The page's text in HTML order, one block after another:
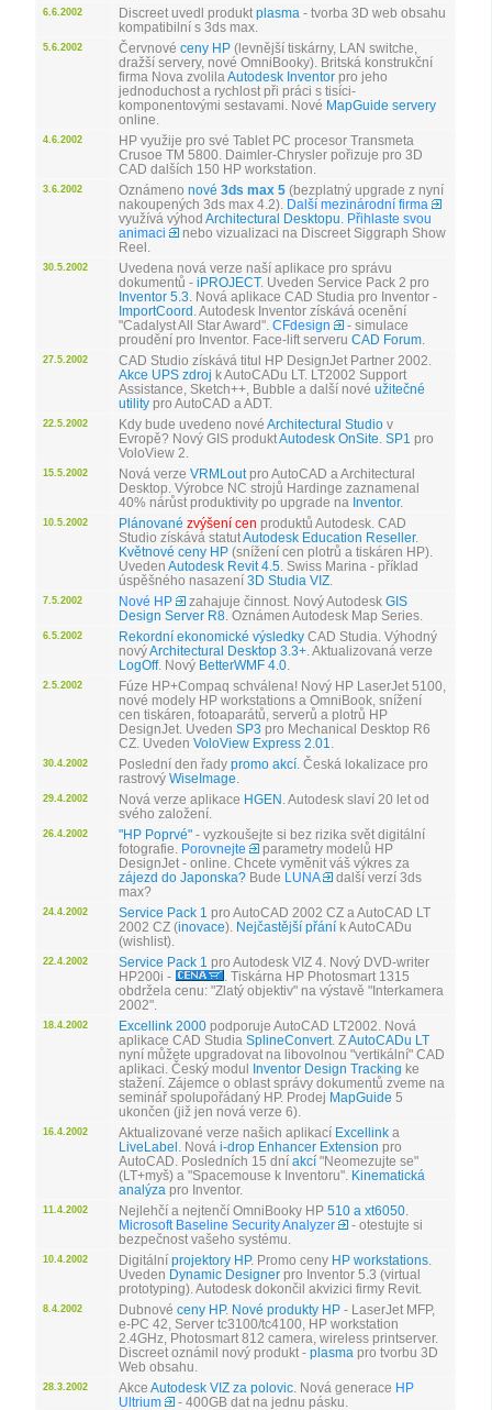
6.6.2002 Discreet uvedl produkt plasma - tvorba 3D web obsahu
kompatibilní s 3ds max.
5.6.2002 Červnové ceny HP (levnější tiskárny, LAN switche,
dražší servery, nové OmniBooky). Britská konstrukční
firma Nova zvolila Autodesk Inventor pro jeho
jednoduchost a rychlost při práci s tisíci-
komponentovými sestavami. Nové MapGuide servery
online.
4.6.2002
HP využije pro své Tablet PC procesor Transmeta
Crusoe TM 5800. Daimler-Chrysler pořizuje pro 3D
CAD dalších 150 HP workstation.
3.6.2002 Oznámeno nové 3ds max 5 (bezplatný upgrade z nyní
nakoupených 3ds max 4.2). Další mezinárodní firma
využívá výhod Architectural Desktopu
Přihlaste svou
animaci
nebo vizualizaci na Discreet Siggraph Show
Reel.
30.5.2002
Uvedena nová verze naší aplikace pro správu
dokumentů - iPROJECT. Uveden Service Pack 2 pro
Inventor 5.3 . Nová aplikace CAD Studia pro Inventor -
ImportCoord . Autodesk Inventor získává ocenění
"Cadalyst All Star Award". CFdesign
- simulace
proudění pro Inventor. Face-lift serveru CAD Forum
27.5.2002
CAD Studio získává titul HP DesignJet Partner 2002.
Akce UPS zdroj k AutoCADu LT. LT2002 Support
Assistance, Sketch++, Bubble a další nové užitečné
utility pro AutoCAD a ADT.
22.5.2002 Kdy bude uvedeno nové Architectural Studio v
Evropě? Nový GIS produktAutodesk OnSite SP1 pro
VoloView 2.
15.5.2002 Nová verze VRMLoutpro AutoCAD a Architectural
Desktop. Výrobce NC strojů Hardinge zaznamenal
40% nárůst produktivity po upgrade na Inventor.
10.5.2002 Plánované zvýšení cen produktů Autodesk. CAD
Studio získává statutAutodesk Education Reseller.
Květnové ceny HP (snížení cen plotrů a tiskáren HP).
Uveden Autodesk Revit 4.5 . Swiss Marina - příklad
úspěšného nasazení 3D Studia VIZ
7.5.2002 Nové HP zahajuje činnost. Nový Autodesk GIS
Design Server R8 . Oznámen Autodesk Map Series.
6.5.2002 Rekordní ekonomické výsledky CAD Studia. Výhodný
novýArchitectural Desktop 3.3+ . Aktualizovaná verze
LogOff. Nový BetterWMF 4.0
2.5.2002
Fúze HP+Compaq schválena! Nový HP LaserJet 5100,
nové modely HP workstations a OmniBook, snížení
cen tiskáren, fotoaparátů, serverů a plotrů HP
DesignJet. Uveden SP3 pro Mechanical Desktop R6
CZ. Uveden VoloView Express 2.01
30.4.2002 Poslední den řady promo akcí . Česká lokalizace pro
rastrový WiseImage
29.4.2002 Nová verze aplikace HGEN . Autodesk slaví 20 let od
svého založení.
26.4.2002 "HP Poprvé" - vyzkoušejte si bez rizika svět digitální
fotografie. Porovnejte
parametry modelů HP
DesignJet - online. Chcete vyměnit váš výkres za
zájezd do Japonska? Bude LUNA
další verzí 3ds
max?
24.4.2002 Service Pack 1 pro AutoCAD 2002 CZ a AutoCAD LT
2002 CZ (inovace). Nejčastější přání k AutoCADu
(wishlist).
22.4.2002 Service Pack 1 pro Autodesk VIZ 4. Nový DVD-writer
HP200i -
. Tiskárna HP Photosmart 1315
obdržela cenu: "Zlatý objektiv" na výstavě "Interkamera
2002".
18.4.2002 Excellink 2000 podporuje AutoCAD LT2002. Nová
aplikace CAD Studia SplineConvert. ZAutoCADu LT
nyní můžete upgradovat na libovolnou "vertikální" CAD
aplikaci. Český modul Inventor Design Tracking ke
stažení. Zájemce o oblast správy dokumentů zveme na
seminář spolupořádaný HP. Prodej MapGuide 5
ukončen (již jen nová verze 6).
16.4.2002 Aktualizované verze našich aplikací Excellink a
LiveLabel . Nová i-drop Enhancer Extension pro
AutoCAD. Posledních 15 dní akcí "Neomezujte se"
(LT+myš) a "Spacemouse k Inventoru". Kinematická
analýza pro Inventor.
11.4.2002 Nejlehčí a nejtenčí OmniBooky HP 510 a xt6050
Microsoft Baseline Security Analyzer
- otestujte si
bezpečnost vašeho systému.
10.4.2002 Digitální projektory HP. Promo ceny HP workstations
Uveden Dynamic Designer pro Inventor 5.3 (virtual
prototyping). Autodesk dokončil akvizici firmy Revit.
8.4.2002 Dubnové ceny HP. Nové produkty HP - LaserJet MFP,
e-PC 42, Server tc3100/tc4100, HP workstation
2.4GHz, Photosmart 812 camera, wireless printserver.
Discreet oznámil nový produkt - plasma pro tvorbu 3D
Web obsahu.
28.3.2002 Akce Autodesk VIZ za polovic . Nová generace HP
Ultrium
- 400GB dat na jednu pásku.